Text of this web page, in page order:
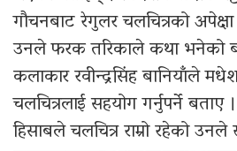
गौचनबाट रेगुलर चलचित्रको
उनले फरक तरिकाले कथा भनेको
कलाकार रवीन्द्रसिंह बानियाँले
चलचित्रलाई सहयोग गर्नुपर्ने
हिसाबले चलचित्र राम्रो रहेको